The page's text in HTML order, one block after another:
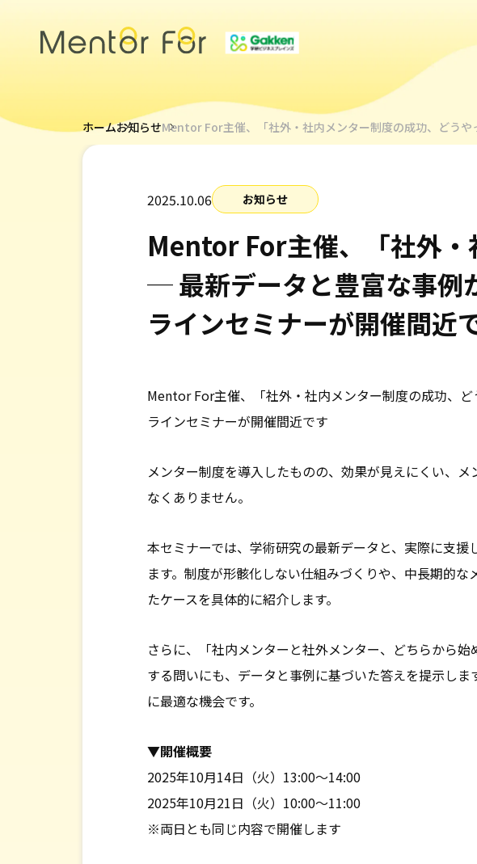
若手社員特化のキャリアメンタープログラム
社外メンターによる管理職・経営層メンタリング
キャリアメンターについて
ホームお知らせMentor For主催、「社外・社内メンター制度の成功、どう
2025.10.06 お知らせ
Mentor For主催、「社外・
─ 最新データと豊富な事例
ラインセミナーが開催間近
Mentor For主催、「社外・社内メンター制度の成功、
ラインセミナーが開催間近です
メンター制度を導入したものの、効果が見えにくい、
なくありません。
本セミナーでは、学術研究の最新データと、実際に支
ます。制度が形骸化しない仕組みづくりや、中長期的
たケースを具体的に紹介します。
さらに、「社内メンターと社外メンター、どちらから
する問いにも、データと事例に基づいた答えを提示し
に最適な機会です。
▼開催概要
2025年10月14日（火）13:00〜14:00
2025年10月21日（火）10:00〜11:00
※両日とも同じ内容で開催します